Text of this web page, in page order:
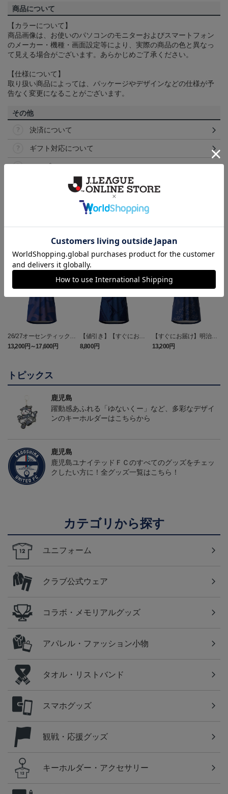
商品について
【カラーについて】
商品画像は、お使いのパソコンのモニターおよびスマートフォン
のメーカー・機種・画面設定等により、実際の商品の色と異なっ
て見える場合がございます。あらかじめご了承ください。
【仕様について】
取り扱い商品によっては、パッケージやデザインなどの仕様が予
告なく変更になることがございます。
その他
決済について
ギフト対応について
ヘルプページ
ランキング
26/27オーセンティックユ
ニフォーム（FP1st）
13,200円～17,600円
【値引き】【すぐにお届
け】2025オーセンティッ
クユニフォーム FP1st
8,800円
【すぐにお届け】明治安
田J2・J3百年構想リーグ
オーセンティックユニフ
13,200円
トピックス
鹿児島
躍動感あふれる「ゆないくー」など、多彩なデザイ
ンのキーホルダーはこちらから
鹿児島
鹿児島ユナイテッドＦＣのすべてのグッズをチェッ
クしたい方に！全グッズ一覧はこちら！
カテゴリから探す
ユニフォーム
クラブ公式ウェア
コラボ・メモリアルグッズ
アパレル・ファッション小物
タオル・リストバンド
スマホグッズ
観戦・応援グッズ
キーホルダー・アクセサリー